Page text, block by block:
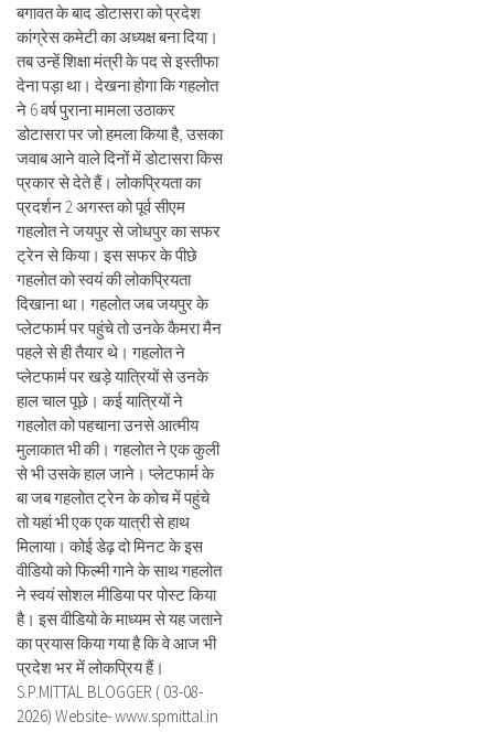
बगावत के बाद डोटासरा को प्रदेश
कांग्रेस कमेटी का अध्यक्ष बना दिया।
तब उन्हें शिक्षा मंत्री के पद से इस्तीफा
देना पड़ा था। देखना होगा कि गहलोत
ने 6 वर्ष पुराना मामला उठाकर
डोटासरा पर जो हमला किया है, उसका
जवाब आने वाले दिनों में डोटासरा किस
प्रकार से देते हैं। लोकप्रियता का
प्रदर्शन 2 अगस्त को पूर्व सीएम
गहलोत ने जयपुर से जोधपुर का सफर
ट्रेन से किया। इस सफर के पीछे
गहलोत को स्वयं की लोकप्रियता
दिखाना था। गहलोत जब जयपुर के
प्लेटफार्म पर पहुंचे तो उनके कैमरा मैन
पहले से ही तैयार थे। गहलोत ने
प्लेटफार्म पर खड़े यात्रियों से उनके
हाल चाल पूछे। कई यात्रियों ने
गहलोत को पहचाना उनसे आत्मीय
मुलाकात भी की। गहलोत ने एक कुली
से भी उसके हाल जाने। प्लेटफार्म के
बा जब गहलोत ट्रेन के कोच में पहुंचे
तो यहां भी एक एक यात्री से हाथ
मिलाया। कोई डेढ़ दो मिनट के इस
वीडियो को फिल्मी गाने के साथ गहलोत
ने स्वयं सोशल मीडिया पर पोस्ट किया
है। इस वीडियो के माध्यम से यह जताने
का प्रयास किया गया है कि वे आज भी
प्रदेश भर में लोकप्रिय हैं।
S.P.MITTAL BLOGGER ( 03-08-
2026) Website- www.spmittal.in